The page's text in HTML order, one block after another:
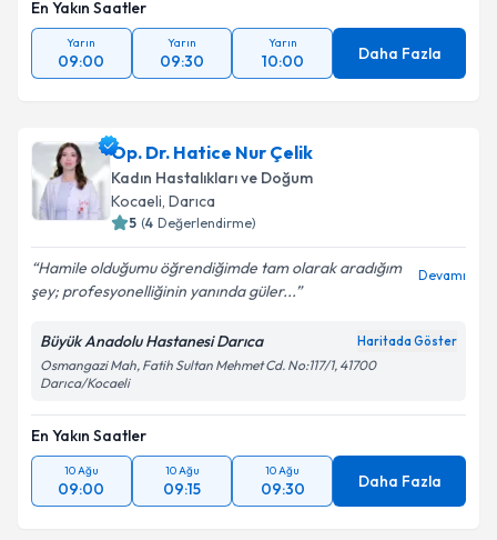
En Yakın Saatler
Yarın
09:00
Yarın
09:30
Yarın
10:00 Daha Fazla
Op. Dr. Hatice Nur Çelik
Kadın Hastalıkları ve Doğum
Kocaeli, Darıca
5 (4 Değerlendirme)
Hamile olduğumu öğrendiğimde tam olarak aradığım
şey; profesyonelliğinin yanında güler...
Devamı
Büyük Anadolu Hastanesi Darıca Haritada Göster
Osmangazi Mah, Fatih Sultan Mehmet Cd. No:117/1, 41700
Darıca/Kocaeli
En Yakın Saatler
10 Ağu
09:00
10 Ağu
09:15
10 Ağu
09:30 Daha Fazla